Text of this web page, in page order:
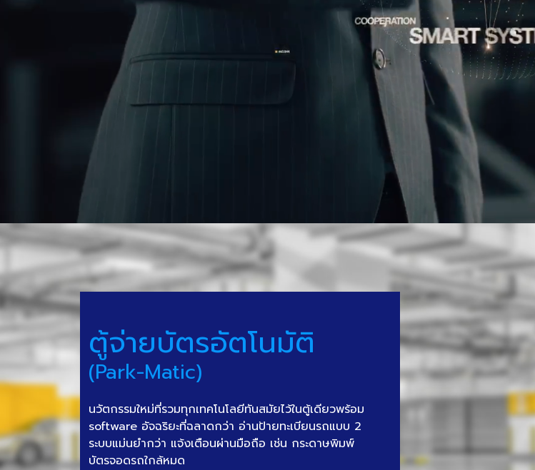
ตู้จ่ายบัตรอัตโนมัติ
(Park-Matic)
นวัตกรรมใหม่ที่รวมทุกเทคโนโลยีทันสมัยไว้ในตู้เดียวพร้อม
software อัจฉริยะที่ฉลาดกว่า อ่านป้ายทะเบียนรถแบบ 2
ระบบแม่นยำกว่า แจ้งเตือนผ่านมือถือ เช่น กระดาษพิมพ์
บัตรจอดรถใกล้หมด